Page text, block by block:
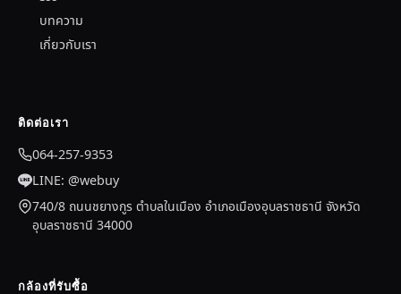
บทความ
เกี่ยวกับเรา
ติดต่อเรา
064-257-9353
LINE: @webuy
740/8 ถนนชยางกูร ตำบลในเมือง อำเภอเมืองอุบลราชธานี จังหวัด
อุบลราชธานี 34000
กล้องที่รับซื้อ